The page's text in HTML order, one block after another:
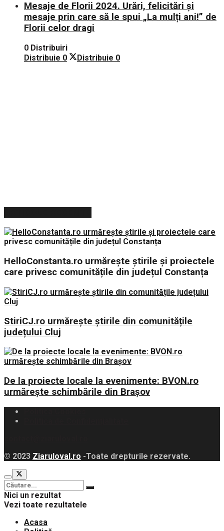
Mesaje de Florii 2024. Urări, felicitări și
mesaje prin care să le spui „La mulți ani!” de
Florii celor dragi
0 Distribuiri
Distribuie 0 Distribuie 0
HelloConstanta.ro urmărește știrile și proiectele
care privesc comunitățile din județul Constanța
StiriCJ.ro urmărește știrile din comunitățile
județului Cluj
De la proiecte locale la evenimente: BVON.ro
urmărește schimbările din Brașov
© 2023 Ziaruloval.ro -Toate drepturile rezervate.
Nici un rezultat
Vezi toate rezultatele
Acasa